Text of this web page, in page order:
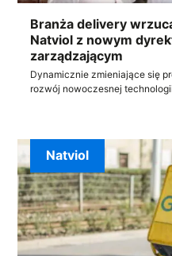
Branża delivery
Natviol z nowym
zarządzającym
Dynamicznie zmieniające się
rozwój nowoczesnej
Natviol